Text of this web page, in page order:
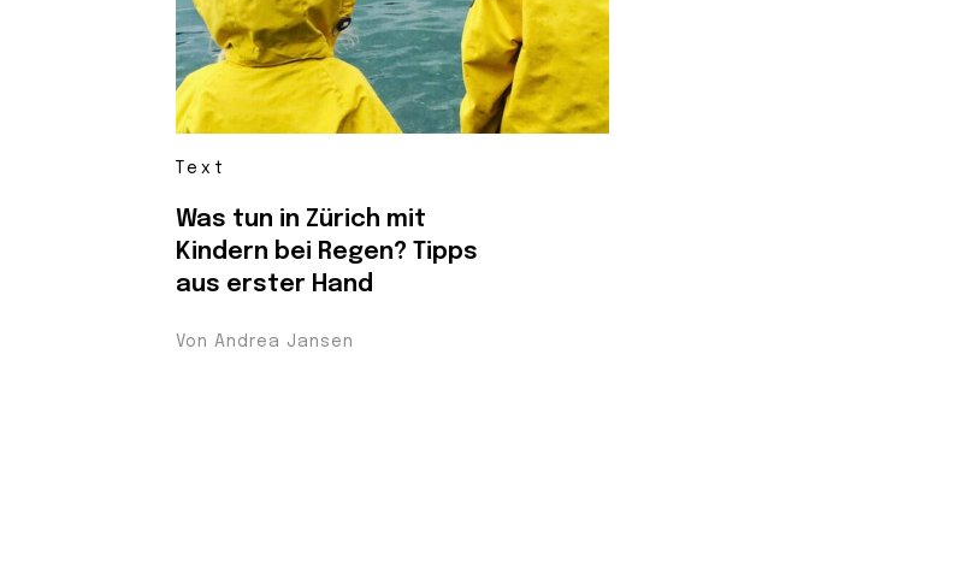
Text
Was tun in Zürich mit
Kindern bei Regen? Tipps
aus erster Hand
Von Andrea Jansen